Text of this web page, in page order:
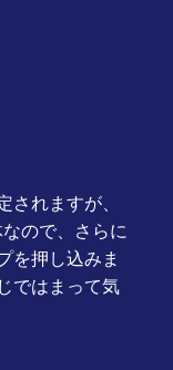
されますが、
ので、さらに
を押し込みま
ではまって気